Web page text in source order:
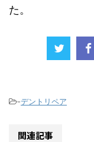
た。
-デントリペア
関連記事